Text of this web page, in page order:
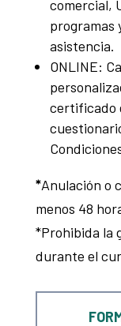
comercial,
programas
asistencia.
ONLINE:
certificado
*Anulación o
menos 48
*Prohibida la
durante el